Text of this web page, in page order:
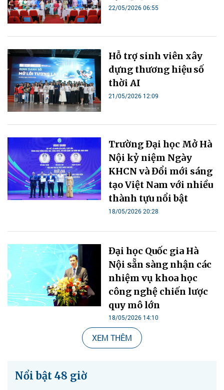
22/05/2026 06:55
Hỗ trợ sinh viên xây
dựng thương hiệu số
thời AI
21/05/2026 12:09
Trường Đại học Mở Hà
Nội kỷ niệm Ngày
KHCN và Đổi mới sáng
tạo Việt Nam với nhiều
thành tựu nổi bật
18/05/2026 20:28
Đại học Quốc gia Hà
Nội sẵn sàng nhận các
nhiệm vụ khoa học
công nghệ chiến lược
quy mô lớn
18/05/2026 14:10
XEM THÊM
Nổi bật 48 giờ